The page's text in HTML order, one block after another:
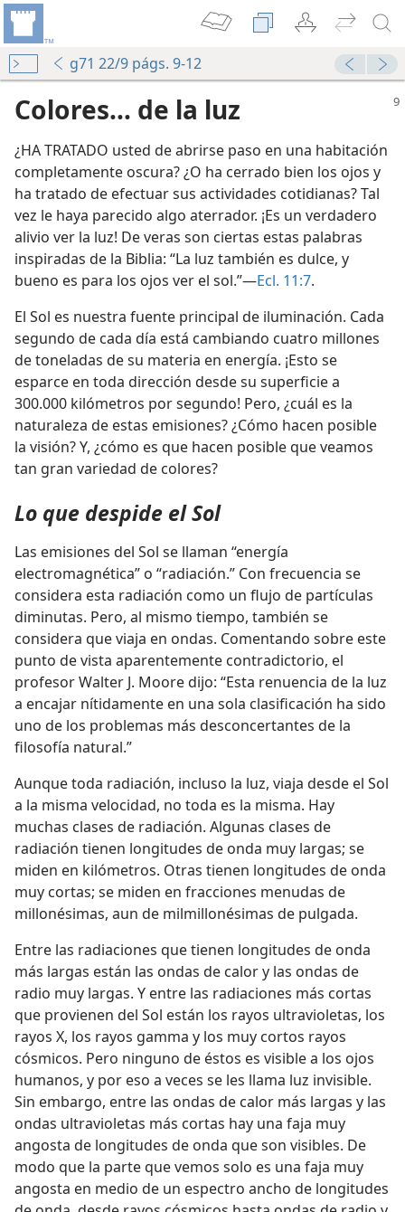
g71 22/9 págs. 9-12
Colores... de la luz
¿HA TRATADO usted de abrirse paso en una habitación
completamente oscura? ¿O ha cerrado bien los ojos y
ha tratado de efectuar sus actividades cotidianas? Tal
vez le haya parecido algo aterrador. ¡Es un verdadero
alivio ver la luz! De veras son ciertas estas palabras
inspiradas de la Biblia: “La luz también es dulce, y
bueno es para los ojos ver el sol.”—Ecl. 11:7.
El Sol es nuestra fuente principal de iluminación. Cada
segundo de cada día está cambiando cuatro millones
de toneladas de su materia en energía. ¡Esto se
esparce en toda dirección desde su superficie a
300.000 kilómetros por segundo! Pero, ¿cuál es la
naturaleza de estas emisiones? ¿Cómo hacen posible
la visión? Y, ¿cómo es que hacen posible que veamos
tan gran variedad de colores?
Lo que despide el Sol
Las emisiones del Sol se llaman “energía
electromagnética” o “radiación.” Con frecuencia se
considera esta radiación como un flujo de partículas
diminutas. Pero, al mismo tiempo, también se
considera que viaja en ondas. Comentando sobre este
punto de vista aparentemente contradictorio, el
profesor Walter J. Moore dijo: “Esta renuencia de la luz
a encajar nítidamente en una sola clasificación ha sido
uno de los problemas más desconcertantes de la
filosofía natural.”
Aunque toda radiación, incluso la luz, viaja desde el Sol
a la misma velocidad, no toda es la misma. Hay
muchas clases de radiación. Algunas clases de
radiación tienen longitudes de onda muy largas; se
miden en kilómetros. Otras tienen longitudes de onda
muy cortas; se miden en fracciones menudas de
millonésimas, aun de milmillonésimas de pulgada.
Entre las radiaciones que tienen longitudes de onda
más largas están las ondas de calor y las ondas de
radio muy largas. Y entre las radiaciones más cortas
que provienen del Sol están los rayos ultravioletas, los
rayos X, los rayos gamma y los muy cortos rayos
cósmicos. Pero ninguno de éstos es visible a los ojos
humanos, y por eso a veces se les llama luz invisible.
Sin embargo, entre las ondas de calor más largas y las
ondas ultravioletas más cortas hay una faja muy
angosta de longitudes de onda que son visibles. De
modo que la parte que vemos solo es una faja muy
angosta en medio de un espectro ancho de longitudes